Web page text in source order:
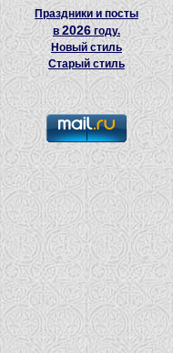
Праздники и посты
в2026 году.
Новый стиль
Старый стиль